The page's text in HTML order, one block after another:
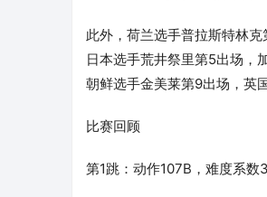
此外，荷兰选手普拉斯特林
日本选手荒井祭里第5出场，
朝鲜选手金美莱第9出场，英
比赛回顾
第1跳：动作107B，难度系数